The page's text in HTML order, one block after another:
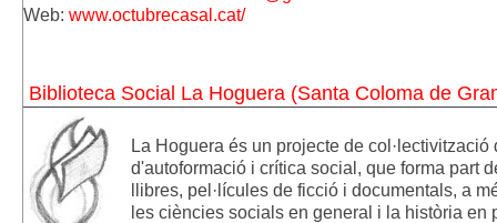
Web: www.octubrecasal.cat/
Biblioteca Social La Hoguera (Santa Coloma de
La Hoguera és un projecte de
d'autoformació i crítica social, que forma part
llibres, pel·lícules de ficció i documentals, a
les ciències socials en general i la història